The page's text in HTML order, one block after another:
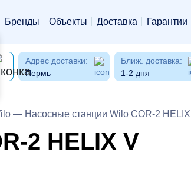
Бренды Объекты Доставка Гарантии
Адрес доставки:
Пермь
Ближ. доставка:
1-2 дня
— Насосные станции Wilo COR-2
2 HELIX V